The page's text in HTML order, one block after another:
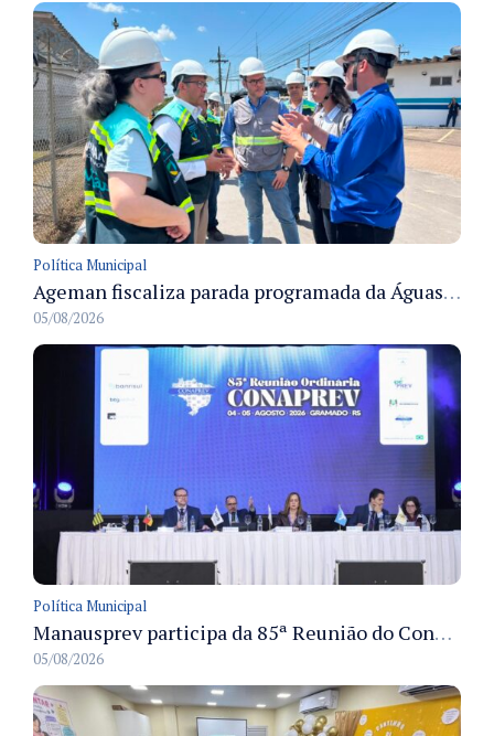
Política Municipal
Ageman fiscaliza parada programada da Águas de Manaus e acompanha restabelecimento gradual do abastecimento em Manaus
05/08/2026
Política Municipal
Manausprev participa da 85ª Reunião do Conaprev e discute governança e sustentabilidade dos RPPS em Gramado
05/08/2026